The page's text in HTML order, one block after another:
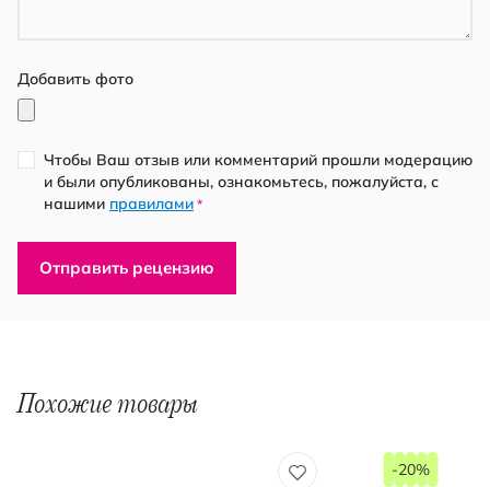
Добавить фото
Чтобы Ваш отзыв или комментарий прошли модерацию
и были опубликованы, ознакомьтесь, пожалуйста, с
нашими правилами *
Отправить рецензию
Похожие товары
-20%